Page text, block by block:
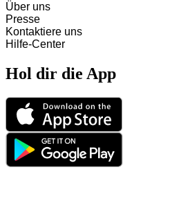
Über uns
Presse
Kontaktiere uns
Hilfe-Center
Hol dir die App